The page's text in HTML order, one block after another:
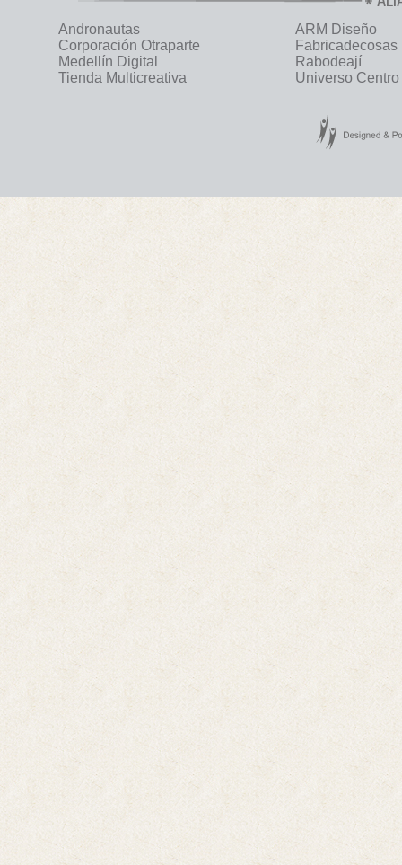
Andronautas
ARM Diseño
Corporación Otraparte
Fabricadecosas
Medellín Digital
Rabodeají
Tienda Multicreativa
Universo Centro